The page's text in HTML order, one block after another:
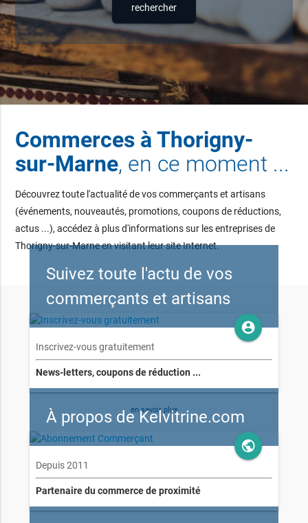
Commerces à Thorigny-
sur-Marne, en ce moment ...
Découvrez toute l'actualité de vos commerçants et artisans
(événements, nouveautés, promotions, coupons de réductions,
actus ...), accédez à plus d'informations sur les entreprises de
Thorigny-sur-Marne en visitant leur site Internet.
Suivez toute l'actu de vos
commerçants et artisans
account_circle
Inscrivez-vous gratuitement
News-letters, coupons de réduction ...
en savoir plus
À propos de Kelvitrine.com
public
Depuis 2011
Partenaire du commerce de proximité